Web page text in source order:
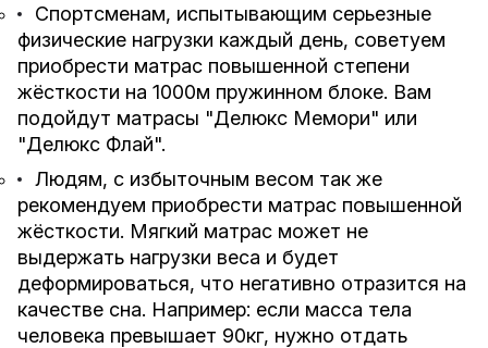
Спортсменам, испытывающим серьезные
физические нагрузки каждый день, советуем
приобрести матрас повышенной степени
жёсткости на 1000м пружинном блоке. Вам
подойдут матрасы "Делюкс Мемори" или
"Делюкс Флай".
Людям, с избыточным весом так же
рекомендуем приобрести матрас повышенной
жёсткости. Мягкий матрас может не
выдержать нагрузки веса и будет
деформироваться, что негативно отразится на
качестве сна. Например: если масса тела
человека превышает 90кг, нужно отдать